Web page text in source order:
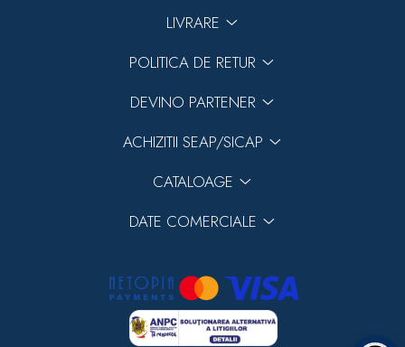
LIVRARE
POLITICA DE RETUR
DEVINO PARTENER
ACHIZITII SEAP/SICAP
CATALOAGE
DATE COMERCIALE